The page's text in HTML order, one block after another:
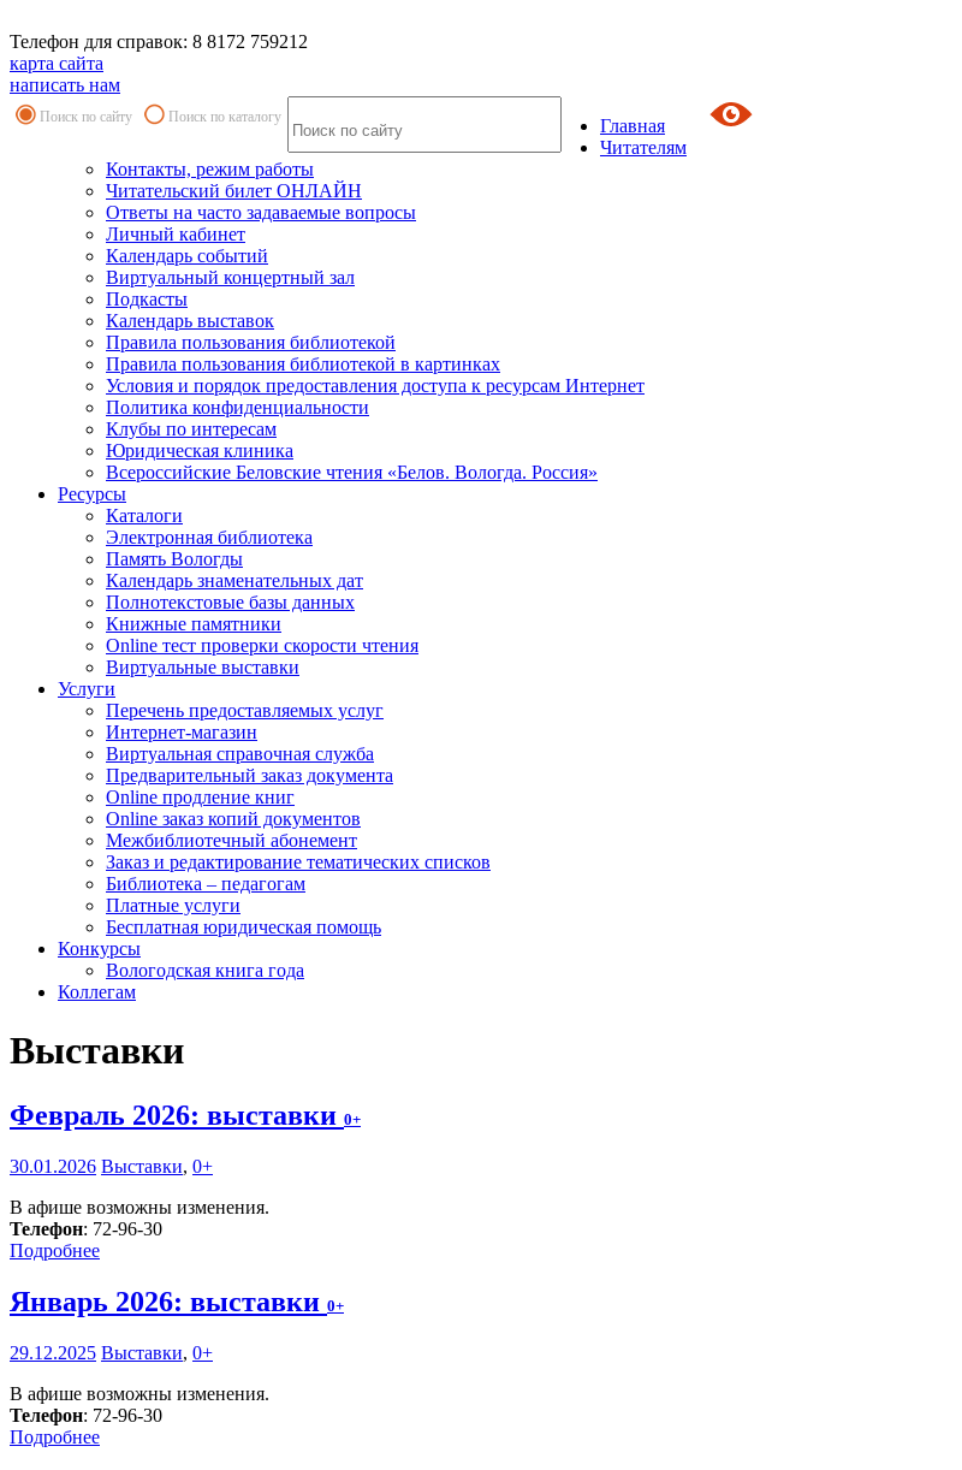
Телефон для справок: 8 8172 759212
карта сайта
написать нам
Поиск по сайту Поиск по каталогу
Главная
Читателям
Контакты, режим работы
Читательский билет ОНЛАЙН
Ответы на часто задаваемые вопросы
Личный кабинет
Календарь событий
Виртуальный концертный зал
Подкасты
Календарь выставок
Правила пользования библиотекой
Правила пользования библиотекой в картинках
Условия и порядок предоставления доступа к ресурсам Интернет
Политика конфиденциальности
Клубы по интересам
Юридическая клиника
Всероссийские Беловские чтения «Белов. Вологда. Россия»
Ресурсы
Каталоги
Электронная библиотека
Память Вологды
Календарь знаменательных дат
Полнотекстовые базы данных
Книжные памятники
Online тест проверки скорости чтения
Виртуальные выставки
Услуги
Перечень предоставляемых услуг
Интернет-магазин
Виртуальная справочная служба
Предварительный заказ документа
Online продление книг
Online заказ копий документов
Межбиблиотечный абонемент
Заказ и редактирование тематических списков
Библиотека – педагогам
Платные услуги
Бесплатная юридическая помощь
Конкурсы
Вологодская книга года
Коллегам
Выставки
Февраль 2026: выставки 0+
30.01.2026 Выставки, 0+
В афише возможны изменения.
Телефон: 72-96-30
Подробнее
Январь 2026: выставки 0+
29.12.2025 Выставки, 0+
В афише возможны изменения.
Телефон: 72-96-30
Подробнее